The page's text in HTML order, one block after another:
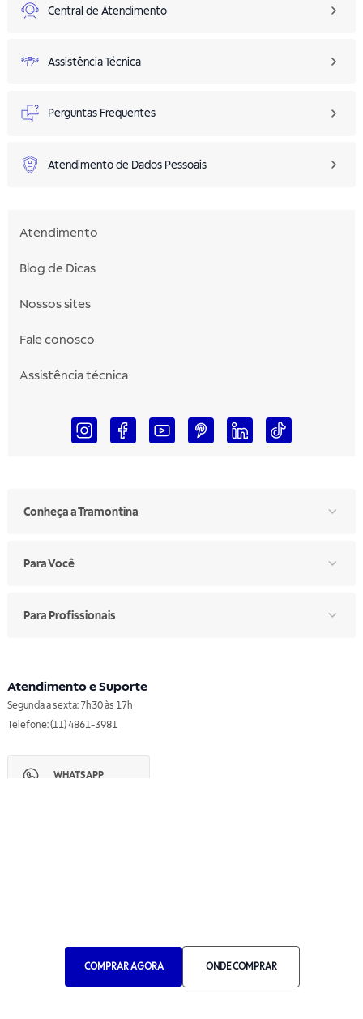
COMPRAR AGORA ONDE COMPRAR
Central de Atendimento
Assistência Técnica
Perguntas Frequentes
Atendimento de Dados Pessoais
Atendimento
Blog de Dicas
Nossos sites
Fale conosco
Assistência técnica
Conheça a Tramontina
Para Você
Para Profissionais
Atendimento e Suporte
Segunda a sexta: 7h30 às 17h
Telefone: (11) 4861-3981
WHATSAPP
RA 1000